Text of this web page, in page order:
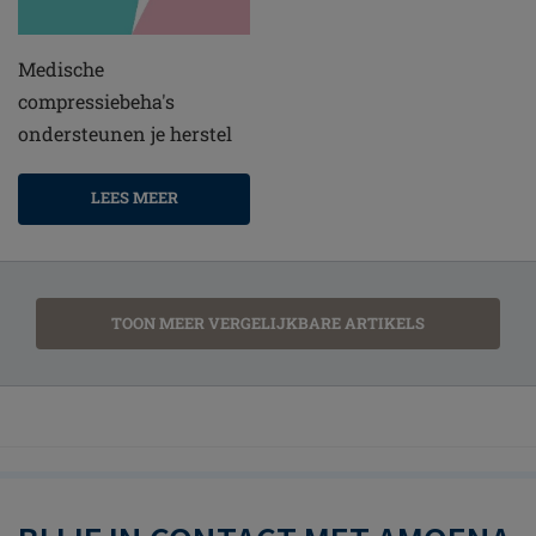
Medische
compressiebeha's
ondersteunen je herstel
LEES MEER
TOON MEER VERGELIJKBARE ARTIKELS